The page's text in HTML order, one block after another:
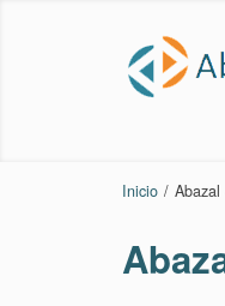
Inicio /